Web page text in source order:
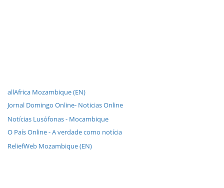
allAfrica Mozambique (EN)
Jornal Domingo Online- Noticias Online
Notícias Lusófonas - Mocambique
O País Online - A verdade como notícia
ReliefWeb Mozambique (EN)